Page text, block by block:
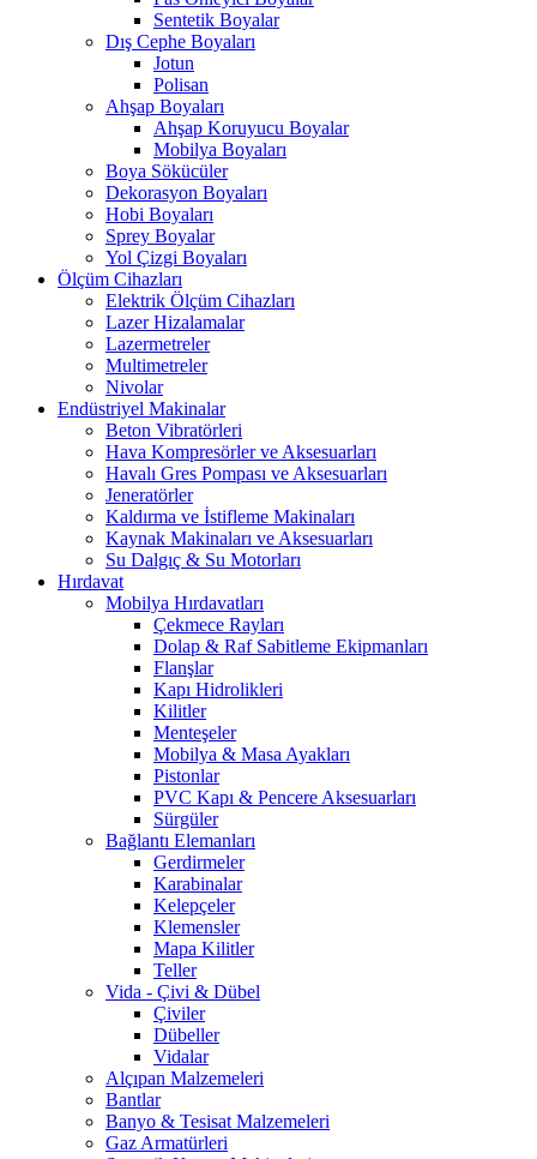
Sentetik Boyalar
Dış Cephe Boyaları
Jotun
Polisan
Ahşap Boyaları
Ahşap Koruyucu Boyalar
Mobilya Boyaları
Boya Sökücüler
Dekorasyon Boyaları
Hobi Boyaları
Sprey Boyalar
Yol Çizgi Boyaları
Ölçüm Cihazları
Elektrik Ölçüm Cihazları
Lazer Hizalamalar
Lazermetreler
Multimetreler
Nivolar
Endüstriyel Makinalar
Beton Vibratörleri
Hava Kompresörler ve Aksesuarları
Havalı Gres Pompası ve Aksesuarları
Jeneratörler
Kaldırma ve İstifleme Makinaları
Kaynak Makinaları ve Aksesuarları
Su Dalgıç & Su Motorları
Hırdavat
Mobilya Hırdavatları
Çekmece Rayları
Dolap & Raf Sabitleme Ekipmanları
Flanşlar
Kapı Hidrolikleri
Kilitler
Menteşeler
Mobilya & Masa Ayakları
Pistonlar
PVC Kapı & Pencere Aksesuarları
Sürgüler
Bağlantı Elemanları
Gerdirmeler
Karabinalar
Kelepçeler
Klemensler
Mapa Kilitler
Teller
Vida - Çivi & Dübel
Çiviler
Dübeller
Vidalar
Alçıpan Malzemeleri
Bantlar
Banyo & Tesisat Malzemeleri
Gaz Armatürleri